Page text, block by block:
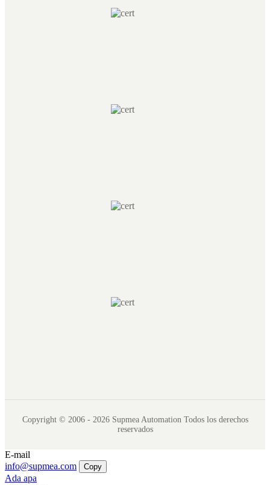
Copyright © 2006 - 2026 Supmea Automation Todos los derechos
reservados
E-mail
info@supmea.com
Copy
Ada apa